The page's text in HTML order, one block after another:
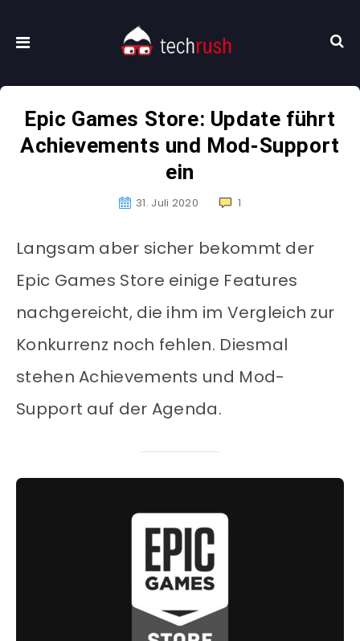
Epic Games Store: Update führt
Achievements und Mod-Support
ein
31. Juli 2020 1
Langsam aber sicher bekommt der
Epic Games Store einige Features
nachgereicht, die ihm im Vergleich zur
Konkurrenz noch fehlen. Diesmal
stehen Achievements und Mod-
Support auf der Agenda.